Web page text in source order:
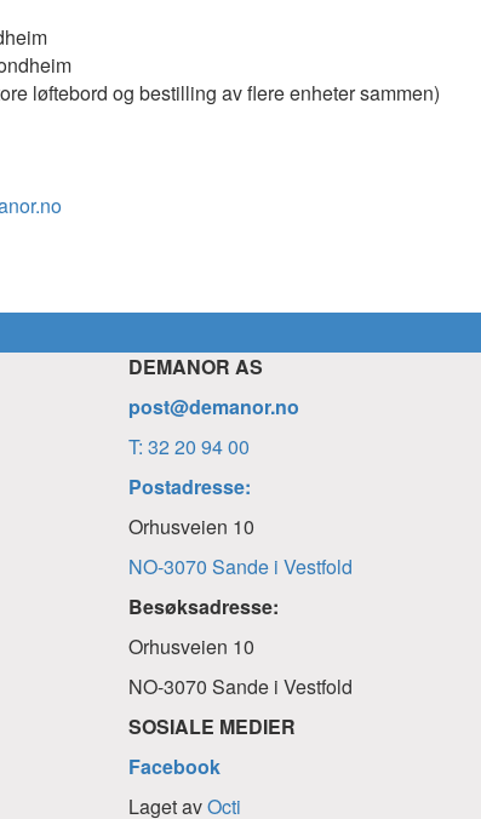
løftebord og bestilling av flere enheter sammen)
DEMANOR AS
post@demanor.no
T: 32 20 94 00
Postadresse:
Orhusveien 10
NO-3070 Sande i Vestfold
Besøksadresse:
Orhusveien 10
NO-3070 Sande i Vestfold
SOSIALE MEDIER
Facebook
Laget avOcti